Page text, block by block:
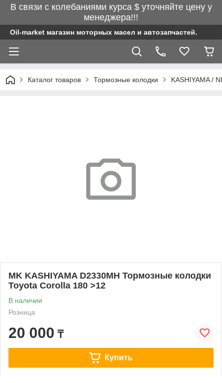
В связи с колебаниями курса $ уточняйте цену у
менеджера!!!
Oil-market магазин моторных масел и автозапчастей.
Каталог товаров Тормозные колодки KASHIYAMA /
MK KASHIYAMA D2330MH Тормозные колодки
Toyota Corolla 180 >12
В наличии
Розница
20 000 ₸
Купить